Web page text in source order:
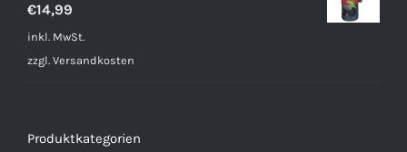
€14,99
inkl. MwSt.
zzgl. Versandkosten
Produktkategorien